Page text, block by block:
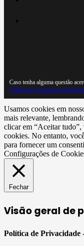
Caso tenha alguma questão
Política de Segurança da
Usamos cookies em
mais relevante,
clicar em “Aceitar
cookies. No entanto,
para fornecer um
Configurações de
Fechar
Visão geral de
Política de